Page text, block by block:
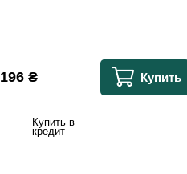
196₴ Купить
Купить в
кредит